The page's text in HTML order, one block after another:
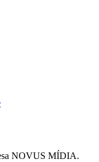
NOVUS MÍDIA.